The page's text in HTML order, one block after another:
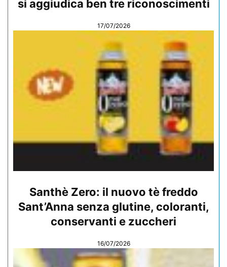
si aggiudica ben tre riconoscimenti
17/07/2026
Santhè Zero: il nuovo tè freddo
Sant’Anna senza glutine, coloranti,
conservanti e zuccheri
16/07/2026